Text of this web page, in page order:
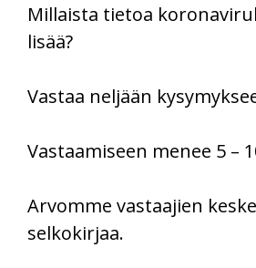
Millaista tietoa
lisää?
Vastaa neljään
Vastaamiseen menee 5 –
Arvomme vastaajien
selkokirjaa.